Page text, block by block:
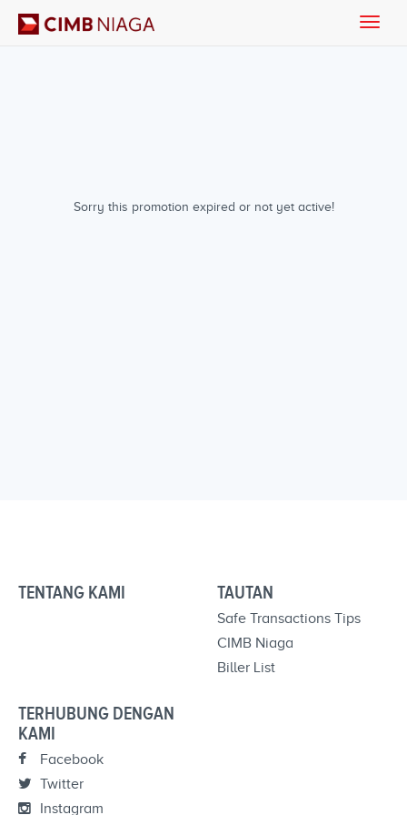
Sorry this promotion expired or not yet active!
Toggle
TENTANG KAMI TAUTAN
Safe Transactions Tips
CIMB Niaga
Biller List
TERHUBUNG DENGAN
KAMI
Facebook
Twitter
Instagram